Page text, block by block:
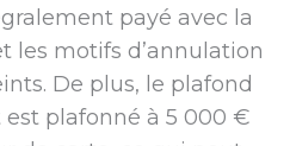
payé avec la
les motifs d’annulation
De plus, le plafond
plafonné à 5 000 €